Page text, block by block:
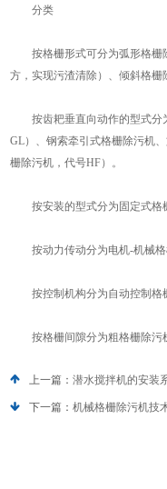
分类
按格栅形式可分为弧形格栅除
方，实现污渣清除）、倾斜格
按齿耙垂直向动作的型式分为
GL）、钢索牵引式格栅除污机
栅除污机，代号HF）。
按安装的型式分为固定式格
按动力传动分为电机-机械格
按控制机构分为自动控制格
按格栅间隙分为粗格栅除污
上一篇： 潜水搅拌机的安装
下一篇： 机械格栅除污机技